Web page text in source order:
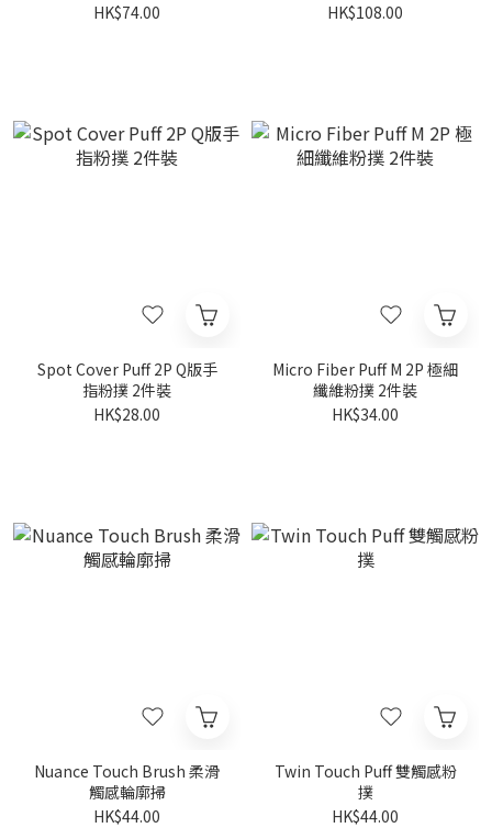
HK$74.00
HK$108.00
Spot Cover Puff 2P Q版手
指粉撲 2件裝
HK$28.00
Micro Fiber Puff M 2P 極細
纖維粉撲 2件裝
HK$34.00
Nuance Touch Brush 柔滑
觸感輪廓掃
HK$44.00
Twin Touch Puff 雙觸感粉
撲
HK$44.00